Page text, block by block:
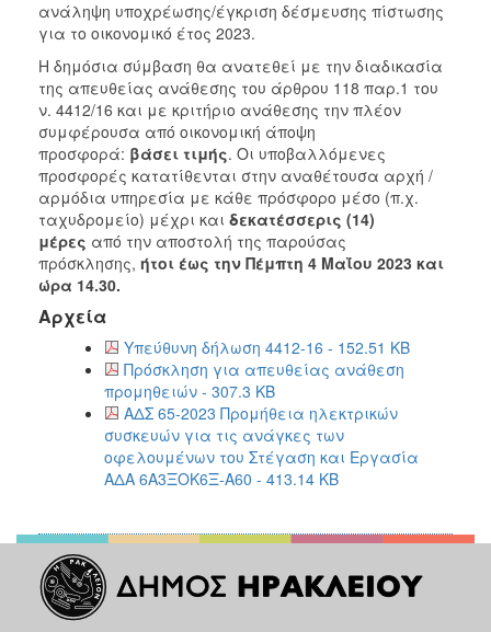
ανάληψη υποχρέωσης/έγκριση δέσμευσης πίστωσης
για το οικονομικό έτος 2023.
Η δημόσια σύμβαση θα ανατεθεί με την διαδικασία
της απευθείας ανάθεσης του άρθρου 118 παρ.1 του
ν. 4412/16 και με κριτήριο ανάθεσης την πλέον
συμφέρουσα από οικονομική άποψη
προσφορά: βάσει τιμής. Οι υποβαλλόμενες
προσφορές κατατίθενται στην αναθέτουσα αρχή /
αρμόδια υπηρεσία με κάθε πρόσφορο μέσο (π.χ.
ταχυδρομείο) μέχρι και δεκατέσσερις (14)
μέρες από την αποστολή της παρούσας
πρόσκλησης, ήτοι έως την Πέμπτη 4 Μαΐου 2023 και
ώρα 14.30.
Αρχεία
Υπεύθυνη δήλωση 4412-16 - 152.51 KB
Πρόσκληση για απευθείας ανάθεση
προμηθειών - 307.3 KB
ΑΔΣ 65-2023 Προμήθεια ηλεκτρικών
συσκευών για τις ανάγκες των
οφελουμένων του Στέγαση και Εργασία
ΑΔΑ 6Α3ΞΟΚ6Ξ-Α60 - 413.14 KB